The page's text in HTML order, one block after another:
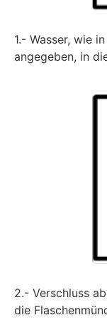
1.- Wasser, wie
angegeben, in
2.- Verschluss
die